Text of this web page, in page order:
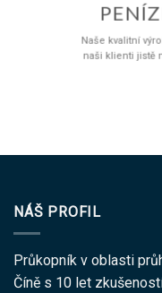
Naše kvalitní
naši klienti jistě
NÁŠ PROFIL
Průkopník v oblasti
Číně s 10 let